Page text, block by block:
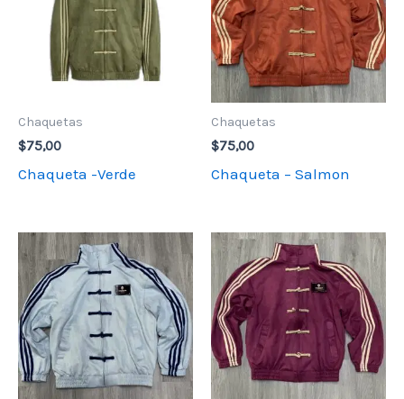
Chaquetas
$75,00
Chaqueta -Verde
Chaquetas
$75,00
Chaqueta – Salmon